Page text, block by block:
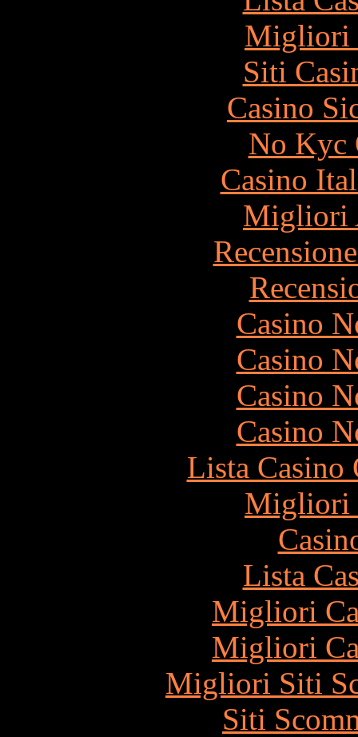
Migliori
Siti
Casino
No Kyc
Casino
Migliori
Casino
Casino
Casino
Casino
Lista
Migliori
Lista
Migliori
Migliori
Migliori Siti
Siti